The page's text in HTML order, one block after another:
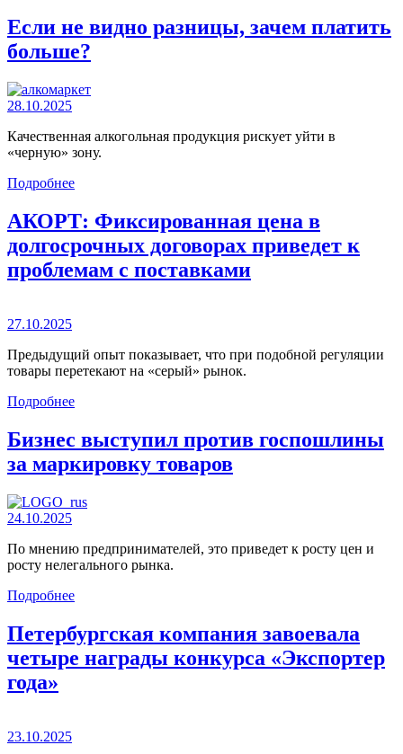
Если не видно разницы, зачем платить
больше?
28.10.2025
Качественная алкогольная продукция рискует уйти в
«черную» зону.
Подробнее
АКОРТ: Фиксированная цена в
долгосрочных договорах приведет к
проблемам с поставками
27.10.2025
Предыдущий опыт показывает, что при подобной регуляции
товары перетекают на «серый» рынок.
Подробнее
Бизнес выступил против госпошлины
за маркировку товаров
24.10.2025
По мнению предпринимателей, это приведет к росту цен и
росту нелегального рынка.
Подробнее
Петербургская компания завоевала
четыре награды конкурса «Экспортер
года»
23.10.2025